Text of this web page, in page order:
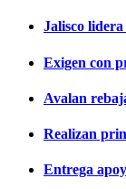
Jalisco
Exigen con
Avalan
Realizan
Entrega